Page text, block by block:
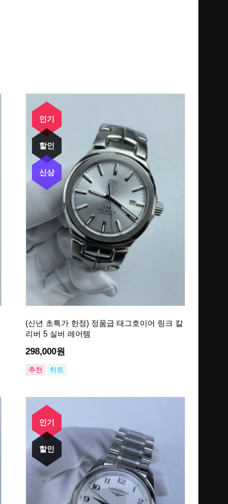
인기
할인
신상
(신년 초특가 한정) 정품급 태그호이어 링크 칼
리버 5 실버 레어템
298,000원
추천 히트
인기
할인